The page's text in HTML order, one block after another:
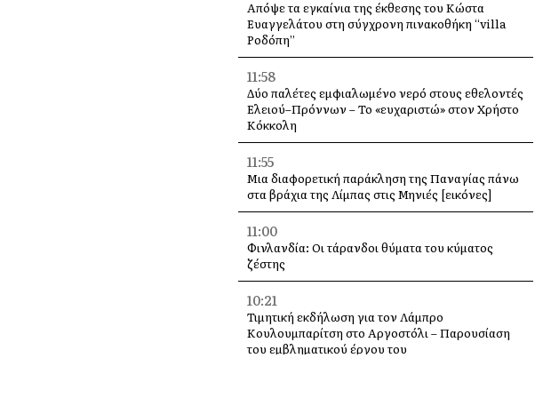
Απόψε τα εγκαίνια της έκθεσης του Κώστα
Ευαγγελάτου στη σύγχρονη πινακοθήκη “villa
Ροδόπη”
11:58
Δύο παλέτες εμφιαλωμένο νερό στους εθελοντές
Ελειού–Πρόννων – Το «ευχαριστώ» στον Χρήστο
Κόκκολη
11:55
Μια διαφορετική παράκληση της Παναγίας πάνω
στα βράχια της Λίμπας στις Μηνιές [εικόνες]
11:00
Φινλανδία: Οι τάρανδοι θύματα του κύματος
ζέστης
10:21
Τιμητική εκδήλωση για τον Λάμπρο
Κουλουμπαρίτση στο Αργοστόλι – Παρουσίαση
του εμβληματικού έργου του